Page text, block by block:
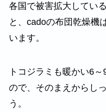
各国で被害拡大してい
と、cadoの布団乾燥機
います。
トコジラミも暖かい6
ので、そのまえからし
う。